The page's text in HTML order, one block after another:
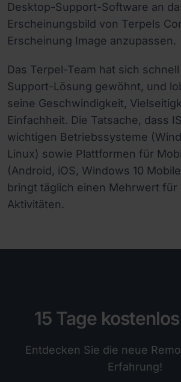
Desktop-Support-Software an
Erscheinungsbild von Terpels
Erscheinung Image anzupassen.
Das Terpel-Team hat sich
Support-Lösung gewöhnt, und
seine Geschwindigkeit,
Einfachheit. Die Tatsache, dass
wichtigen Betriebssysteme
Linux) sowie Plattformen für
(Android, iOS, Windows 10
bringt täglich einen Mehrwert für
Aktivitäten.
15 Tage
Entdecken Sie die neue
Erfahrung!